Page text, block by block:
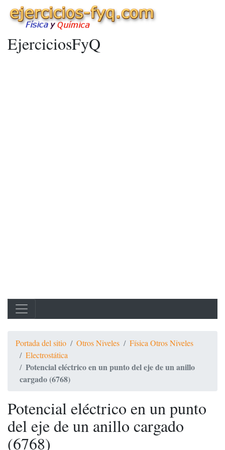
EjerciciosFyQ
Portada del sitio Otros Niveles
Física Otros Niveles
Electrostática
Potencial eléctrico en un punto del eje de un anillo
cargado (6768)
Potencial eléctrico en un punto
del eje de un anillo cargado
(6768)